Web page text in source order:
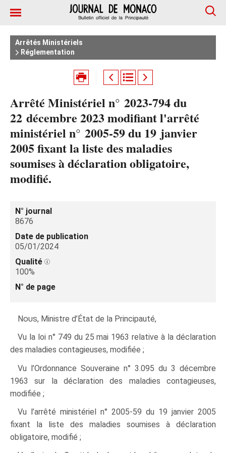
Arrêtés Ministériels
Réglementation
Arrêté Ministériel n° 2023-794 du
22 décembre 2023 modifiant l'arrêté
ministériel n° 2005-59 du 19 janvier
2005 fixant la liste des maladies
soumises à déclaration obligatoire,
modifié.
N° journal
8676
Date de publication
05/01/2024
Qualité
100%
N° de page
Nous, Ministre d’État de la Principauté,
Vu la loi n° 749 du 25 mai 1963 relative à la déclaration
des maladies contagieuses, modifiée ;
Vu l’Ordonnance Souveraine n° 3.095 du 3 décembre
1963 sur la déclaration des maladies contagieuses,
modifiée ;
Vu l’arrêté ministériel n° 2005-59 du 19 janvier 2005
fixant la liste des maladies soumises à déclaration
obligatoire, modifié ;